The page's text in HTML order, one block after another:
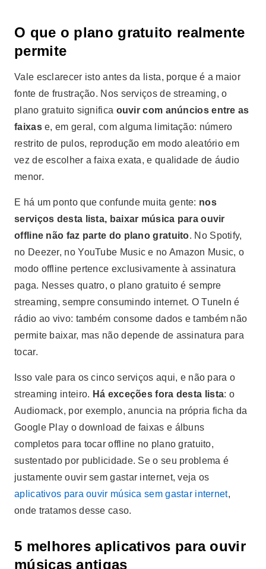
O que o plano gratuito realmente
permite
Vale esclarecer isto antes da lista, porque é a maior
fonte de frustração. Nos serviços de streaming, o
plano gratuito significa ouvir com anúncios entre as
faixase, em geral, com alguma limitação: número
restrito de pulos, reprodução em modo aleatório em
vez de escolher a faixa exata, e qualidade de áudio
menor.
E há um ponto que confunde muita gente: nos
serviços desta lista, baixar música para ouvir
offline não faz parte do plano gratuito. No Spotify,
no Deezer, no YouTube Music e no Amazon Music, o
modo offline pertence exclusivamente à assinatura
paga. Nesses quatro, o plano gratuito é sempre
streaming, sempre consumindo internet. O TuneIn é
rádio ao vivo: também consome dados e também não
permite baixar, mas não depende de assinatura para
tocar.
Isso vale para os cinco serviços aqui, e não para o
streaming inteiro. Há exceções fora desta lista: o
Audiomack, por exemplo, anuncia na própria ficha da
Google Play o download de faixas e álbuns
completos para tocar offline no plano gratuito,
sustentado por publicidade. Se o seu problema é
justamente ouvir sem gastar internet, veja os
aplicativos para ouvir música sem gastar internet,
onde tratamos desse caso.
5 melhores aplicativos para ouvir
músicas antigas